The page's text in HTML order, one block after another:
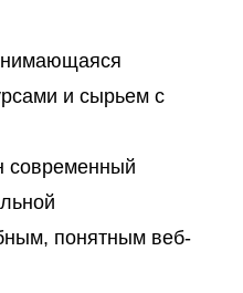
и сырьем с
современный
понятным веб-